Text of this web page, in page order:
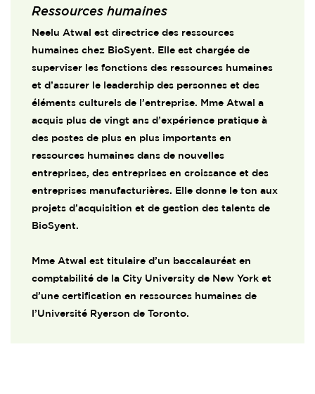
Ressources humaines
Neelu Atwal est directrice des ressources
humaines chez BioSyent. Elle est chargée de
superviser les fonctions des ressources humaines
et d’assurer le leadership des personnes et des
éléments culturels de l’entreprise. Mme Atwal a
acquis plus de vingt ans d’expérience pratique à
des postes de plus en plus importants en
ressources humaines dans de nouvelles
entreprises, des entreprises en croissance et des
entreprises manufacturières. Elle donne le ton aux
projets d’acquisition et de gestion des talents de
BioSyent.
Mme Atwal est titulaire d’un baccalauréat en
comptabilité de la City University de New York et
d’une certification en ressources humaines de
l’Université Ryerson de Toronto.